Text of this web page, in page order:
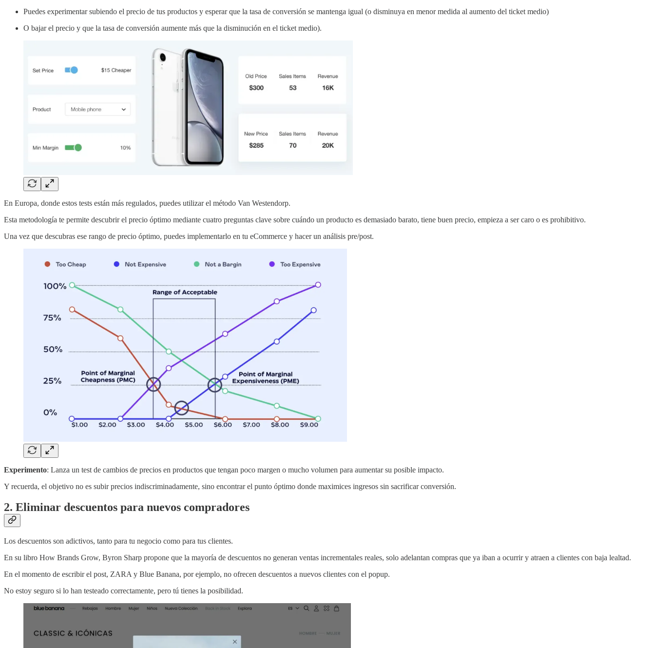
Puedes experimentar subiendo el precio de tus productos y esperar que la tasa de conversión se mantenga igual (o disminuya en menor medida al aumento del ticket medio)
O bajar el precio y que la tasa de conversión aumente más que la disminución en el ticket medio).
En Europa, donde estos tests están más regulados, puedes utilizar el método Van Westendorp.
Esta metodología te permite descubrir el precio óptimo mediante cuatro preguntas clave sobre cuándo un producto es demasiado barato, tiene buen precio, empieza a ser caro o es prohibitivo.
Una vez que descubras ese rango de precio óptimo, puedes implementarlo en tu eCommerce y hacer un análisis pre/post.
Experimento: Lanza un test de cambios de precios en productos que tengan poco margen o mucho volumen para aumentar su posible impacto.
Y recuerda, el objetivo no es subir precios indiscriminadamente, sino encontrar el punto óptimo donde maximices ingresos sin sacrificar conversión.
2. Eliminar descuentos para nuevos compradores
Los descuentos son adictivos, tanto para tu negocio como para tus clientes.
En su libro How Brands Grow, Byron Sharp propone que la mayoría de descuentos no generan ventas incrementales reales, solo adelantan compras que ya iban a ocurrir y atraen a clientes con baja lealtad.
En el momento de escribir el post, ZARA y Blue Banana, por ejemplo, no ofrecen descuentos a nuevos clientes con el popup.
No estoy seguro si lo han testeado correctamente, pero tú tienes la posibilidad.